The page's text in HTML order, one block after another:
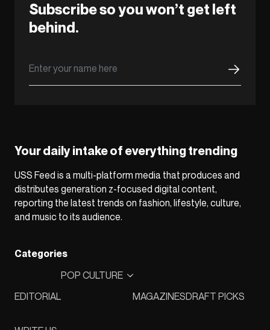
Subscribe so you won’t get left
behind.
Your daily intake of everything trending
USS Feed is a multi-platform media that produces and
distributes generation z-focused digital content,
reporting the latest trends on fashion, lifestyle, culture,
and music to its audience.
Categories
EDITORIAL
POP CULTURE
MAGAZINESDRAFT PICKS